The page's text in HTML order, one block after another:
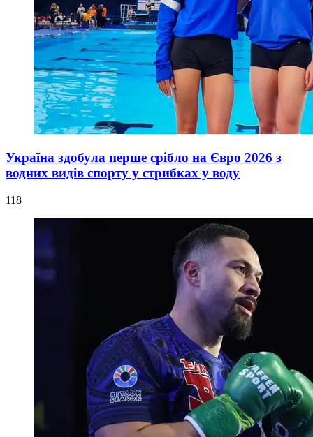
Україна здобула перше срібло на Євро 2026 з
водних видів спорту у стрибках у воду
118